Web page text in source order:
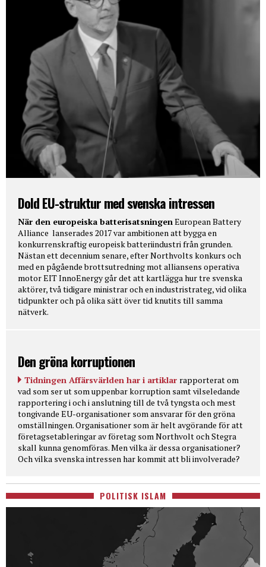
Dold EU-struktur med svenska intressen
När den europeiska batterisatsningenEuropean Battery
Alliance lanserades 2017 var ambitionen att bygga en
konkurrenskraftig europeisk batteriindustri från grunden.
Nästan ett decennium senare, efter Northvolts konkurs och
med en pågående brottsutredning mot alliansens operativa
motor EIT InnoEnergy går det att kartlägga hur tre svenska
aktörer, två tidigare ministrar och en industristrateg, vid olika
tidpunkter och på olika sätt över tid knutits till samma
nätverk.
Den gröna korruptionen
Tidningen Affärsvärlden har i artiklar rapporterat om
vad som ser ut som uppenbar korruption samt vilseledande
rapportering i och i anslutning till de två tyngsta och mest
tongivande EU-organisationer som ansvarar för den gröna
omställningen. Organisationer som är helt avgörande för att
företagsetableringar av företag som Northvolt och Stegra
skall kunna genomföras. Men vilka är dessa organisationer?
Och vilka svenska intressen har kommit att bli involverade?
POLITISK ISLAM